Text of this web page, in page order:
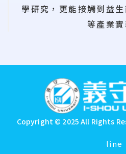
學研究，更能接觸到益
等產業
Copyright © 2025 All Rights
line